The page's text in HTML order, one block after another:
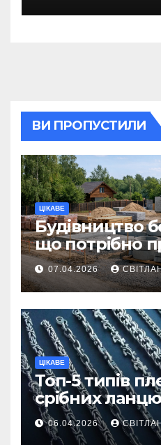
ВИ ПРОПУСТИЛИ
ЦІКАВЕ
Будівництво
що потрібно
першої
ділянку
07.04.2026
ЦІКАВЕ
Топ-5 типів
срібних
вважаються
06.04.2026